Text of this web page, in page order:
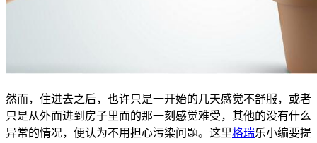
然而，住进去之后，也许只是一开始的几天感觉不舒服，或者
只是从外面进到房子里面的那一刻感觉难受，其他的没有什么
异常的情况，便认为不用担心污染问题。这里格瑞乐小编要提